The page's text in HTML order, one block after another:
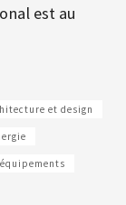
est au
et design